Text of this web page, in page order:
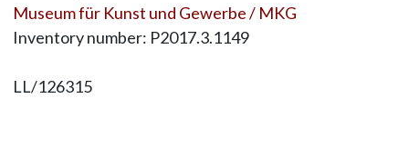
Museum für Kunst und Gewerbe / MKG
Inventory number: P2017.3.1149
LL/126315